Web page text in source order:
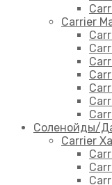
Carrier
Соленойды/
Carrier